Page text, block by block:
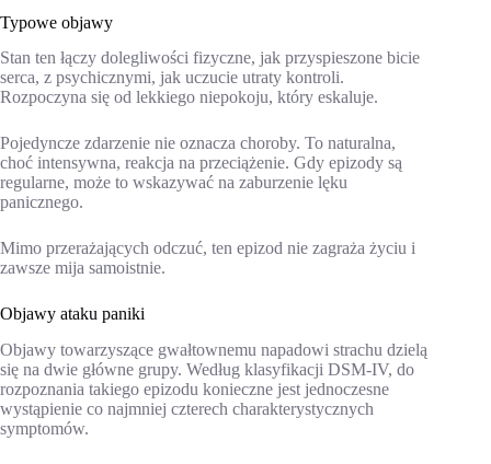
Typowe objawy
Stan ten łączy dolegliwości fizyczne, jak przyspieszone bicie
serca, z psychicznymi, jak uczucie utraty kontroli.
Rozpoczyna się od lekkiego niepokoju, który eskaluje.
Pojedyncze zdarzenie nie oznacza choroby. To naturalna,
choć intensywna, reakcja na przeciążenie. Gdy epizody są
regularne, może to wskazywać na zaburzenie lęku
panicznego.
Mimo przerażających odczuć, ten epizod nie zagraża życiu i
zawsze mija samoistnie.
Objawy ataku paniki
Objawy towarzyszące gwałtownemu napadowi strachu dzielą
się na dwie główne grupy. Według klasyfikacji DSM-IV, do
rozpoznania takiego epizodu konieczne jest jednoczesne
wystąpienie co najmniej czterech charakterystycznych
symptomów.